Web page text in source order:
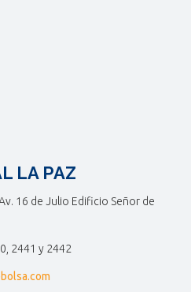
LA PAZ
16 de Julio Edificio Señor de
2441 y 2442